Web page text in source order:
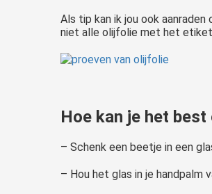
Als tip kan ik jou ook aanraden
niet alle olijfolie met het etiket
Hoe kan je het
– Schenk een beetje in een
– Hou het glas in je handpalm